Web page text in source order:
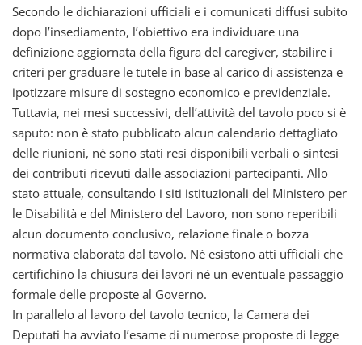
Secondo le dichiarazioni ufficiali e i comunicati diffusi subito
dopo l’insediamento, l’obiettivo era individuare una
definizione aggiornata della figura del caregiver, stabilire i
criteri per graduare le tutele in base al carico di assistenza e
ipotizzare misure di sostegno economico e previdenziale.
Tuttavia, nei mesi successivi, dell’attività del tavolo poco si è
saputo: non è stato pubblicato alcun calendario dettagliato
delle riunioni, né sono stati resi disponibili verbali o sintesi
dei contributi ricevuti dalle associazioni partecipanti. Allo
stato attuale, consultando i siti istituzionali del Ministero per
le Disabilità e del Ministero del Lavoro, non sono reperibili
alcun documento conclusivo, relazione finale o bozza
normativa elaborata dal tavolo. Né esistono atti ufficiali che
certifichino la chiusura dei lavori né un eventuale passaggio
formale delle proposte al Governo.
In parallelo al lavoro del tavolo tecnico, la Camera dei
Deputati ha avviato l’esame di numerose proposte di legge